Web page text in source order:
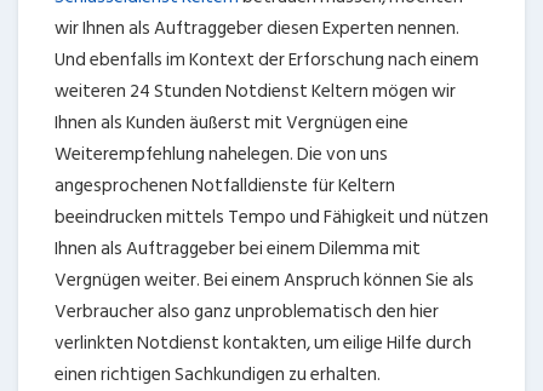
wir Ihnen als Auftraggeber diesen Experten nennen.
Und ebenfalls im Kontext der Erforschung nach einem
weiteren 24 Stunden Notdienst Keltern mögen wir
Ihnen als Kunden äußerst mit Vergnügen eine
Weiterempfehlung nahelegen. Die von uns
angesprochenen Notfalldienste für Keltern
beeindrucken mittels Tempo und Fähigkeit und nützen
Ihnen als Auftraggeber bei einem Dilemma mit
Vergnügen weiter. Bei einem Anspruch können Sie als
Verbraucher also ganz unproblematisch den hier
verlinkten Notdienst kontakten, um eilige Hilfe durch
einen richtigen Sachkundigen zu erhalten.